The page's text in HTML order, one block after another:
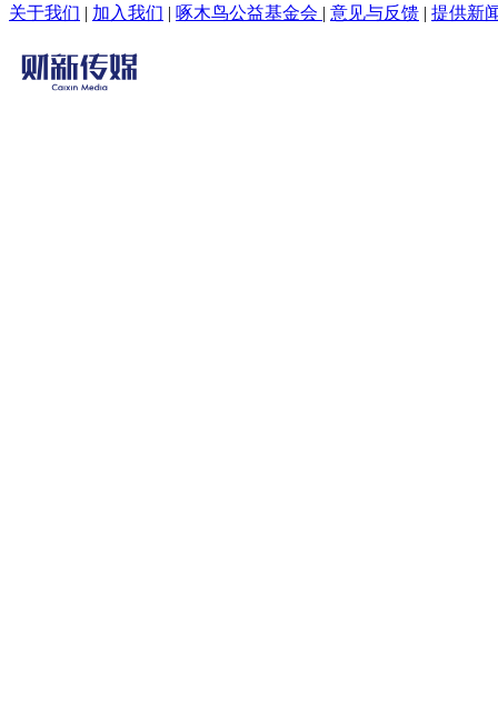
关于我们 | 加入我们 | 啄木鸟公益基金会 | 意见与反馈 | 提供新